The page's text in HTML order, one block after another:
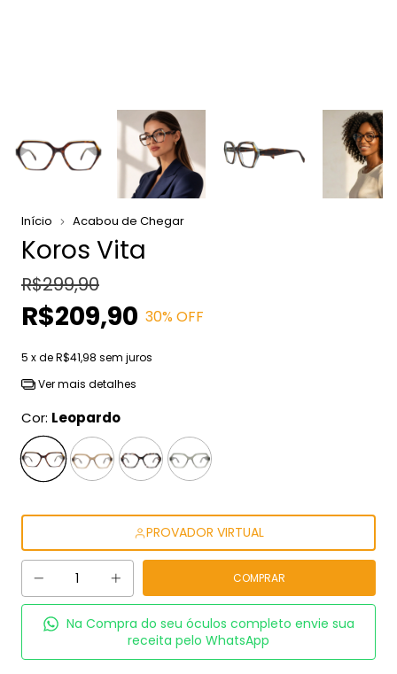
Início Acabou de Chegar
Koros Vita
R$299,90
R$209,90 30% OFF
5 x deR$41,98 sem juros
Ver mais detalhes
Cor: Leopardo
PROVADOR VIRTUAL
Na Compra do seu óculos completo envie sua
receita pelo WhatsApp